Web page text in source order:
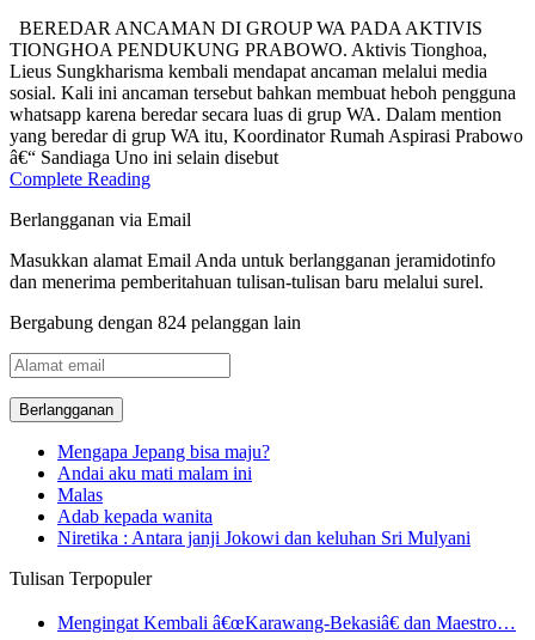
BEREDAR ANCAMAN DI GROUP WA PADA AKTIVIS
TIONGHOA PENDUKUNG PRABOWO. Aktivis Tionghoa,
Lieus Sungkharisma kembali mendapat ancaman melalui media
sosial. Kali ini ancaman tersebut bahkan membuat heboh pengguna
whatsapp karena beredar secara luas di grup WA. Dalam mention
yang beredar di grup WA itu, Koordinator Rumah Aspirasi Prabowo
â€“ Sandiaga Uno ini selain disebut
Complete Reading
Berlangganan via Email
Masukkan alamat Email Anda untuk berlangganan jeramidotinfo
dan menerima pemberitahuan tulisan-tulisan baru melalui surel.
Bergabung dengan 824 pelanggan lain
Alamat
email
Mengapa Jepang bisa maju?
Andai aku mati malam ini
Malas
Adab kepada wanita
Niretika : Antara janji Jokowi dan keluhan Sri Mulyani
Tulisan Terpopuler
Mengingat Kembali â€œKarawang-Bekasiâ€ dan Maestro…